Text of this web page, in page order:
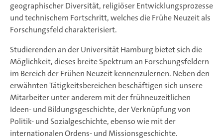
geographischer Diversität, religiöser Entwicklungsprozesse
und technischem Fortschritt, welches die Frühe Neuzeit als
Forschungsfeld charakterisiert.
Studierenden an der Universität Hamburg bietet sich die
Möglichkeit, dieses breite Spektrum an Forschungsfeldern
im Bereich der Frühen Neuzeit kennenzulernen. Neben den
erwähnten Tätigkeitsbereichen beschäftigen sich unsere
Mitarbeiter unter anderem mit der frühneuzeitlichen
Ideen- und Bildungsgeschichte, der Verknüpfung von
Politik- und Sozialgeschichte, ebenso wie mit der
internationalen Ordens- und Missionsgeschichte.